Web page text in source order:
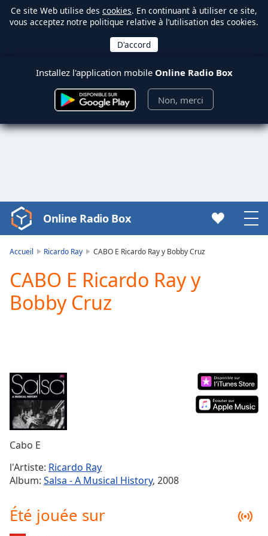
Ce site Web utilise des cookies. En continuant à utiliser ce site,
vous acceptez notre politique relative à l’utilisation des cookies.
Installez l'application mobile Online Radio Box
Non, merci
Video
Player
Play
Video
Play
Current
Time0:00
Duration-:-
Loaded:
Stream
TypeLIVE
Seek to
live,
behind
liveLIVE
Remaining
Online Radio Box
Accueil Ricardo Ray CABO E Ricardo Ray y Bobby Cruz
CABO E Ricardo Ray y
Bobby Cruz
Cabo E
l'Artiste: Ricardo Ray
Album: Salsa - A Musical History, 2008
Été jouée sur